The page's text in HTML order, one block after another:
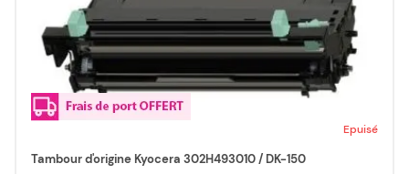
Epuisé
Tambour d'origine Kyocera 302H493010 / DK-150